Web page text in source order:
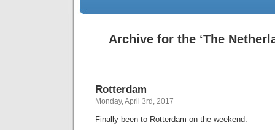
Archive for the ‘The
Rotterdam
Monday, April 3rd, 2017
Finally been to Rotterdam on the weekend.